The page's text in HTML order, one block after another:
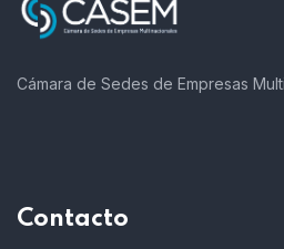
Cámara de Sedes de Empresas
Contacto